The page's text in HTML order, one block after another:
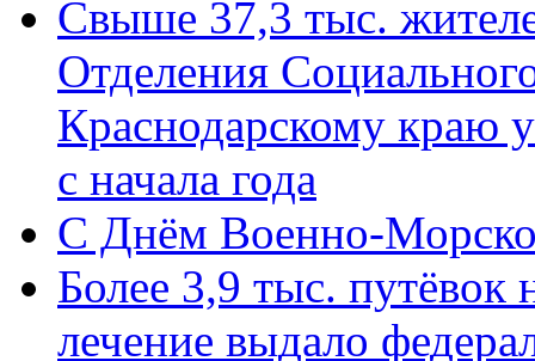
Свыше 37,3 тыс.
Отделения
Краснодарскому краю
с начала года
C Днём Военно-
Более 3,9 тыс. путёвок
лечение выдало